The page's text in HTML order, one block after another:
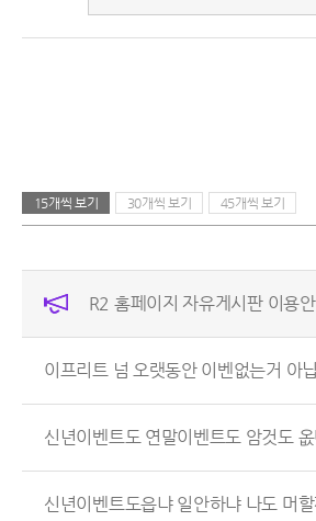
15개씩 보기 30개씩 보기 45개씩 보기
R2 홈페이지 자유게시판 이용
이프리트 넘 오랫동안 이벤없는거 아
신년이벤트도 연말이벤트도 암것도 옶
신년이벤트도읍냐 일안하냐 나도 머